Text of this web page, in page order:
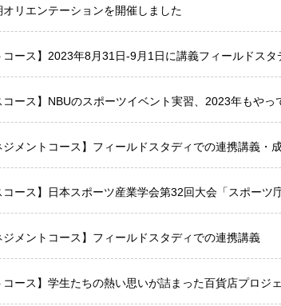
リエンテーションを開催しました
コース】2023年8月31日-9月1日に講義フィールドスタ
コース】NBUのスポーツイベント実習、2023年もやっ
ジメントコース】フィールドスタディでの連携講義・
コース】日本スポーツ産業学会第32回大会「スポー
ジメントコース】フィールドスタディでの連携講義
コース】学生たちの熱い思いが詰まった百貨店プロジ